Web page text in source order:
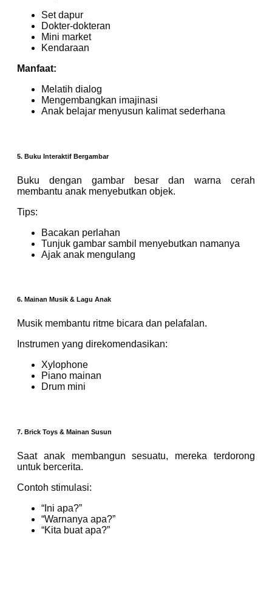
Set dapur
Dokter-dokteran
Mini market
Kendaraan
Manfaat:
Melatih dialog
Mengembangkan imajinasi
Anak belajar menyusun kalimat sederhana
5. Buku Interaktif Bergambar
Buku dengan gambar besar dan warna cerah
membantu anak menyebutkan objek.
Tips:
Bacakan perlahan
Tunjuk gambar sambil menyebutkan namanya
Ajak anak mengulang
6. Mainan Musik & Lagu Anak
Musik membantu ritme bicara dan pelafalan.
Instrumen yang direkomendasikan:
Xylophone
Piano mainan
Drum mini
7. Brick Toys & Mainan Susun
Saat anak membangun sesuatu, mereka terdorong
untuk bercerita.
Contoh stimulasi:
“Ini apa?”
“Warnanya apa?”
“Kita buat apa?”